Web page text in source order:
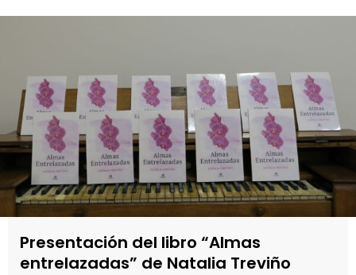
Presentación del libro “Almas
entrelazadas” de Natalia Treviño